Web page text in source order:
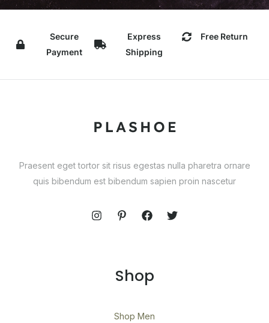
Secure
Payment
Express
Shipping
Free Return
Praesent eget tortor sit risus egestas nulla pharetra ornare
quis bibendum est bibendum sapien proin nascetur
Shop
Shop Men